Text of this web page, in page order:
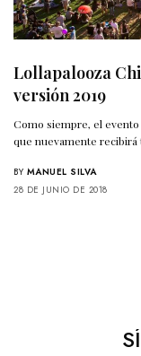
Lollapalooza
versión 2019
Como siempre, el evento
que nuevamente recibirá
BY MANUEL SILVA
28 DE JUNIO DE 2018